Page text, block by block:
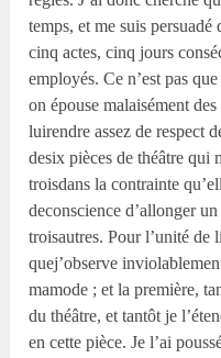
temps, et me suis persuadé
cinq actes, cinq jours
employés. Ce n’est pas
on épouse malaisément
luirendre assez de respect
desix pièces de théâtre qui
troisdans la contrainte
deconscience d’allonger
troisautres. Pour l’unité de
quej’observe
mamode ; et la première,
du théâtre, et tantôt je
en cette pièce. Je l’ai